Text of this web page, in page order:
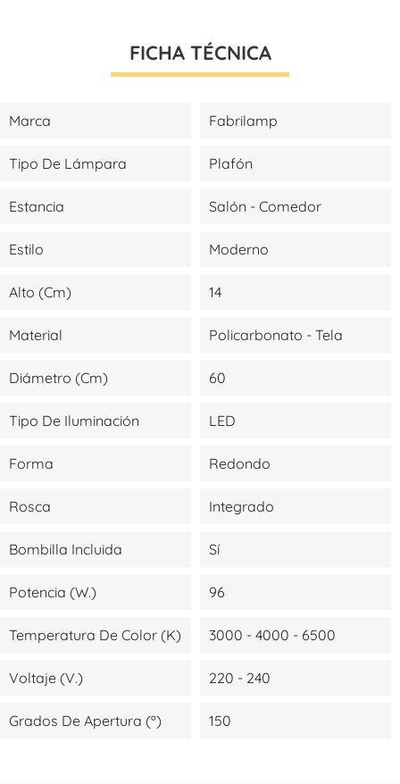
FICHA TÉCNICA
Marca Fabrilamp
Tipo De Lámpara Plafón
Estancia Salón - Comedor
Estilo Moderno
Alto (cm) 14
Material Policarbonato - Tela
Diámetro (cm) 60
Tipo De Iluminación LED
Forma Redondo
Rosca Integrado
Bombilla Incluida Sí
Potencia (W.) 96
Temperatura De Color (K) 3000 - 4000 - 6500
Voltaje (V.) 220 - 240
Grados De Apertura (º) 150